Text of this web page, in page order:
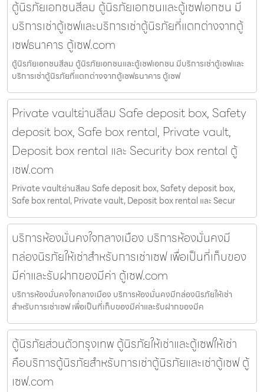
ตู้นิรภัยเอกชนสีลม ตู้นิรภัยเอกชนและตู้เซฟเอกชน มี
บริการเช่าตู้เซฟและบริการเช่าตู้นิรภัยที่แตกต่างจากตู้
เซฟธนาคาร ตู้เซฟ.com
ตู้นิรภัยเอกชนสีลม ตู้นิรภัยเอกชนและตู้เซฟเอกชน มีบริการเช่าตู้เซฟและ
บริการเช่าตู้นิรภัยที่แตกต่างจากตู้เซฟธนาคาร ตู้เซฟ
Private vaultย่านสีลม Safe deposit box, Safety
deposit box, Safe box rental, Private vault,
Deposit box rental และ Security box rental ตู้
เซฟ.com
Private vaultย่านสีลม Safe deposit box, Safety deposit box,
Safe box rental, Private vault, Deposit box rental และ Secur
บริการห้องมั่นคงใจกลางเมือง บริการห้องมั่นคงมี
กล่องนิรภัยให้เช่าสำหรับการเช่าเซฟ เพื่อเป็นที่เก็บของ
มีค่าและรับฝากของมีค่า ตู้เซฟ.com
บริการห้องมั่นคงใจกลางเมือง บริการห้องมั่นคงมีกล่องนิรภัยให้เช่า
สำหรับการเช่าเซฟ เพื่อเป็นที่เก็บของมีค่าและรับฝากของมีค
ตู้นิรภัยส่วนตัวกรุงเทพ ตู้นิรภัยให้เช่าและตู้เซฟให้เช่า
คือบริการตู้นิรภัยสำหรับการเช่าตู้นิรภัยและเช่าตู้เซฟ ตู้
เซฟ.com